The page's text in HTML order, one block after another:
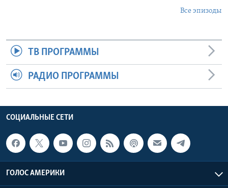
Все эпизоды
ТВ ПРОГРАММЫ
РАДИО ПРОГРАММЫ
СОЦИАЛЬНЫЕ СЕТИ
ГОЛОС АМЕРИКИ